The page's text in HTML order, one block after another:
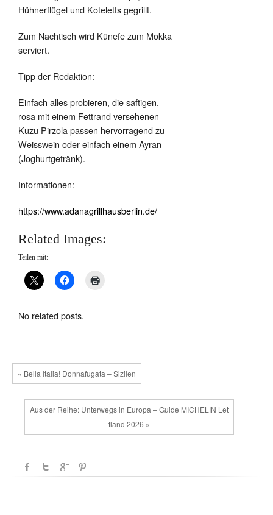
Hühnerflügel und Koteletts gegrillt.
Zum Nachtisch wird Künefe zum Mokka
serviert.
Tipp der Redaktion:
Einfach alles probieren, die saftigen,
rosa mit einem Fettrand versehenen
Kuzu Pirzola passen hervorragend zu
Weisswein oder einfach einem Ayran
(Joghurtgetränk).
Informationen:
https://www.adanagrillhausberlin.de/
Related Images:
Teilen mit:
No related posts.
« Bella Italia! Donnafugata – Sizilen
Aus der Reihe: Unterwegs in Europa – Guide MICHELIN Let
tland 2026 »